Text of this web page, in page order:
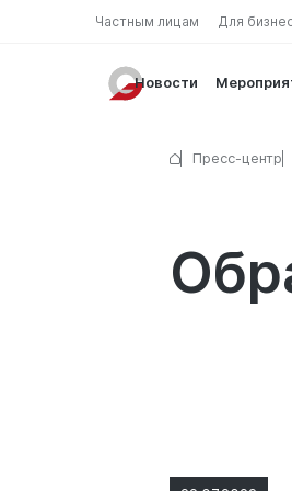
Частным лицам Для
Новости
Пресс-центр